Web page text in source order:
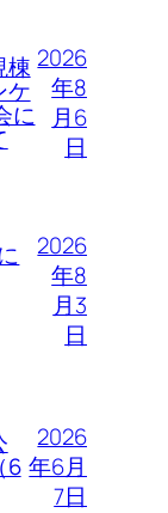
棟
ケ
に
2026
年8
月6
日
2026
年8
月3
日
6
2026
年6月
7日